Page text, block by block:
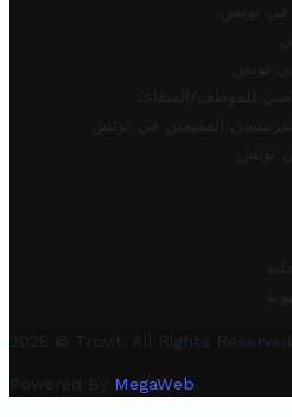
في تونس
تونس
للموظف/المتقاعد
المقيمين في تونس
تونس
2025 © Trovit. All Rights Reserved.
Powered By MegaWeb